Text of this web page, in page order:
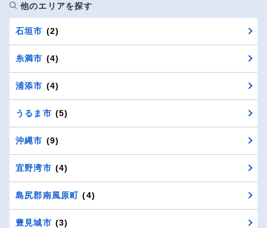
他のエリアを探す
石垣市 (2)
糸満市 (4)
浦添市 (4)
うるま市 (5)
沖縄市 (9)
宜野湾市 (4)
島尻郡南風原町 (4)
豊見城市 (3)